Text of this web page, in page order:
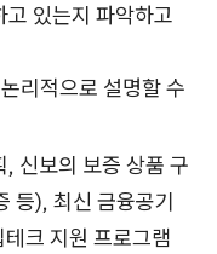
있는지 파악하고
리적으로 설명할 수
신보의 보증 상품 구
등), 최신 금융공기
크 지원 프로그램